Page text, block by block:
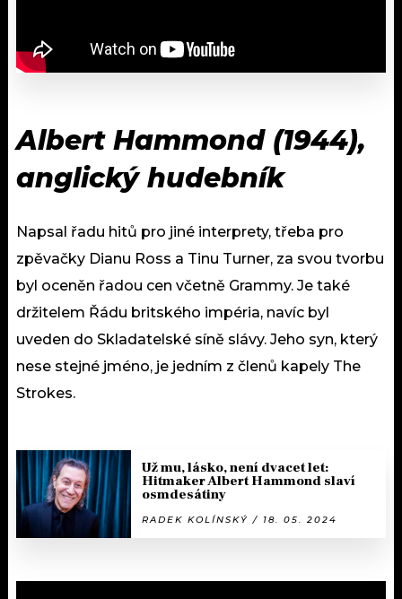
Albert Hammond (1944),
anglický hudebník
Napsal řadu hitů pro jiné interprety, třeba pro
zpěvačky Dianu Ross a Tinu Turner, za svou tvorbu
byl oceněn řadou cen včetně Grammy. Je také
držitelem Řádu britského impéria, navíc byl
uveden do Skladatelské síně slávy. Jeho syn, který
nese stejné jméno, je jedním z členů kapely The
Strokes.
Už mu, lásko, není dvacet let:
Hitmaker Albert Hammond slaví
osmdesátiny
RADEK KOLÍNSKÝ / 18. 05. 2024